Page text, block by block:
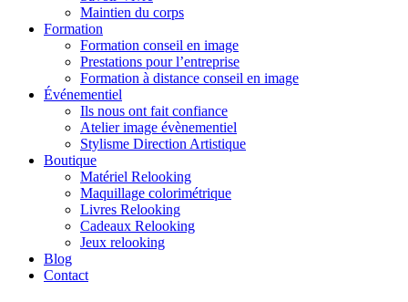
Maintien du corps
Formation
Formation conseil en image
Prestations pour l’entreprise
Formation à distance conseil en image
Événementiel
Ils nous ont fait confiance
Atelier image évènementiel
Stylisme Direction Artistique
Boutique
Matériel Relooking
Maquillage colorimétrique
Livres Relooking
Cadeaux Relooking
Jeux relooking
Blog
Contact